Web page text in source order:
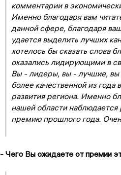
комментарии в
Именно благодаря вам
данной сфере, благодаря
удается выделить лучших
хотелось бы сказать слова
оказались лидирующими в
Вы - лидеры, вы - лучшие, вы
более качественной из года
развития региона. Именно
нашей области наблюдается
премию прошлого года.
- Чего Вы ожидаете от премии